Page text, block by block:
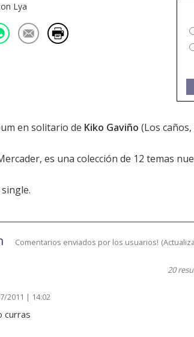
Lya
en solitario de Kiko Gaviño (Los
es una colección de 12 temas
Comentarios enviados por los usuarios! (
20
2011 | 14:02
curras